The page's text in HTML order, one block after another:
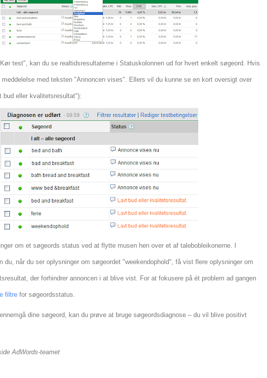
test", kan du se realtidsresultaterne i Statuskolonnen ud for hvert enkelt søgeord. Hvis
med teksten "Annoncen vises". Ellers vil du kunne se en kort oversigt over
bud eller kvalitetsresultat"):
om et søgeords status ved at flytte musen hen over et af talebobleikonerne. I
du, når du ser oplysninger om søgeordet "weekendophold", få vist flere oplysninger om
der forhindrer annoncen i at blive vist. For at fokusere på ét problem ad gangen
filtre for søgeordsstatus.
dine søgeord, kan du prøve at bruge søgeordsdiagnose – du vil blive positivt
AdWords-teamet